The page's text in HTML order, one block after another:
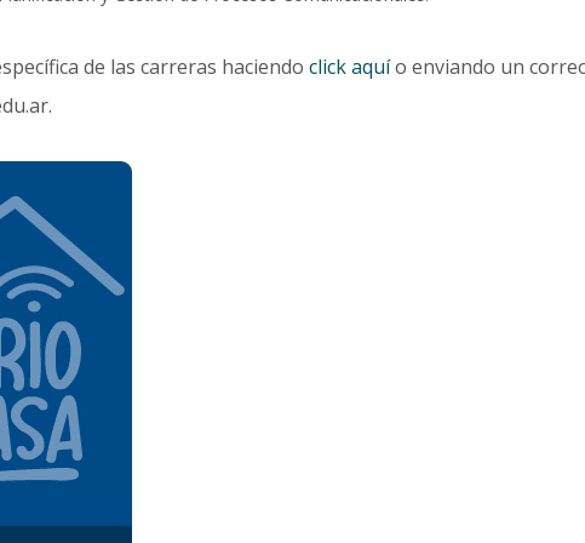
de las carreras haciendo click aquío enviando un